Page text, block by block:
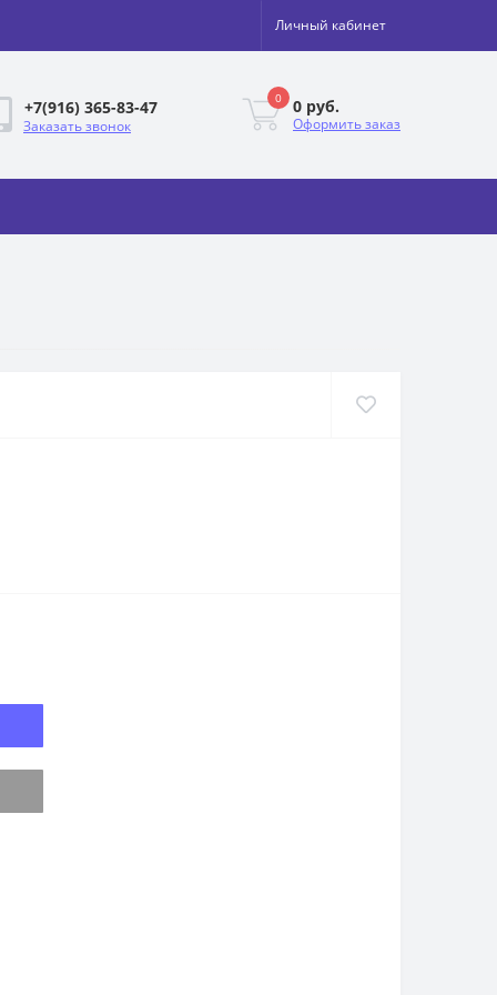
Личный кабинет
+7(916) 365-83-47
Заказать звонок
0 0 руб.
Оформить заказ